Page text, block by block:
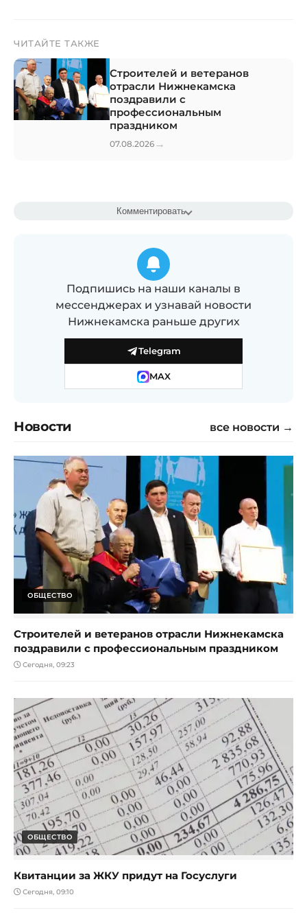
ЧИТАЙТЕ ТАКЖЕ
Строителей и ветеранов
отрасли Нижнекамска
поздравили с
профессиональным
праздником
07.08.2026 →
Комментировать
Подпишись на наши каналы в
мессенджерах и узнавай новости
Нижнекамска раньше других
Telegram
MAX
Новости все новости →
ОБЩЕСТВО
Строителей и ветеранов отрасли Нижнекамска
поздравили с профессиональным праздником
Сегодня, 09:23
ОБЩЕСТВО
Квитанции за ЖКУ придут на Госуслуги
Сегодня, 09:10